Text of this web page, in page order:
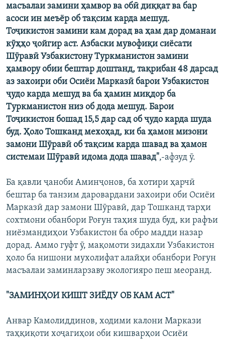
масъалаи замини ҳамвор ва обӣ диққат ва бар
асоси ин меъёр об тақсим карда мешуд.
Тоҷикистон замини кам дорад ва ҳам дар доманаи
кӯҳҳо ҷойгир аст. Азбаски мувофиқи сиёсати
Шӯравӣ Узбакистону Туркманистон замини
ҳамвору обии бештар доштанд, тақрибан 48 дарсад
аз захоири оби Осиёи Марказӣ барои Узбакистон
ҷудо карда мешуд ва ба ҳамин миқдор ба
Туркманистон низ об дода мешуд. Барои
Тоҷикистон бошад 15,5 дар сад об ҷудо карда шуда
буд. Ҳоло Тошканд мехоҳад, ки ба ҳамон мизони
замони Шӯравӣ об тақсим карда шавад ва ҳамон
системаи Шӯравӣ идома дода шавад",-афзуд ӯ.
Ба қавли ҷаноби Аминҷонов, ба хотири ҳарчӣ
бештар ба танзим даровардани захоири оби Осиёи
Марказӣ дар замони Шӯравӣ, дар Тошканд тарҳи
сохтмони обанбори Роғун таҳия шуда буд, ки рафъи
ниёзмандиҳои Узбакистон ба обро мадди назар
дорад. Аммо гуфт ӯ, мақомоти зидахли Узбакистон
ҳоло ба нишони мухолифат алайҳи обанбори Роғун
масъалаи заминларзаву экологияро пеш меоранд.
"ЗАМИНҲОИ КИШТ ЗИЁДУ ОБ КАМ АСТ"
Анвар Камолиддинов, ходими калони Маркази
таҳқиқоти хоҷагиҳои оби кишварҳои Осиёи